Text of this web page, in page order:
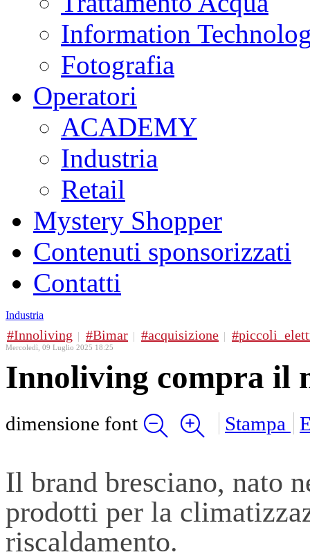
Information
Fotografia
Operatori
ACADEMY
Industria
Retail
Mystery Shopper
Contenuti sponsorizzati
Contatti
Industria
Innoliving Bimar acquisizione
Mercoledì, 09 Luglio 2025 18:25
Innoliving compra il
dimensione font Stampa
Il brand bresciano, nato
prodotti per la
riscaldamento.